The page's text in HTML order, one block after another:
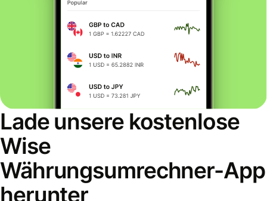
Lade unsere kostenlose
Wise
Währungsumrechner-App
herunter